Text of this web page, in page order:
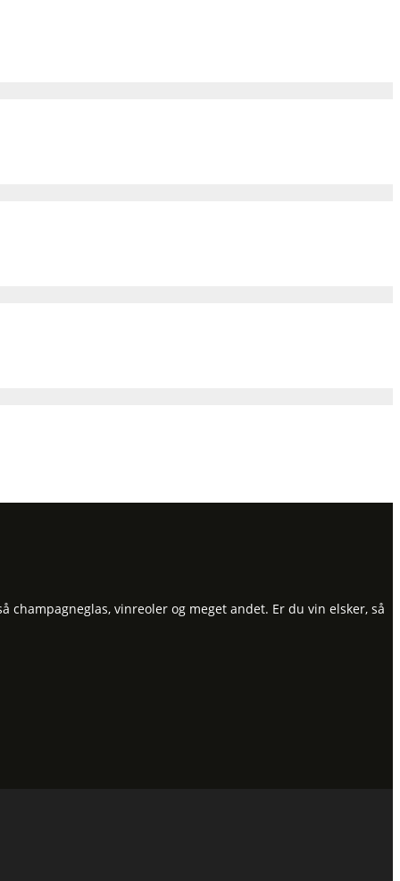
vinreoler og meget andet. Er du vin elsker, så